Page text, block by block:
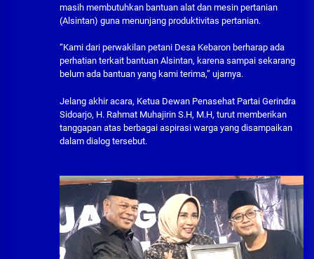
masih membutuhkan bantuan alat dan mesin pertanian
(Alsintan) guna menunjang produktivitas pertanian.
“Kami dari perwakilan petani Desa Kebaron berharap ada
perhatian terkait bantuan Alsintan, karena sampai sekarang
belum ada bantuan yang kami terima,” ujarnya.
Jelang akhir acara, Ketua Dewan Penasehat Partai Gerindra
Sidoarjo, H. Rahmat Muhajirin S.H, M.H, turut memberikan
tanggapan atas berbagai aspirasi warga yang disampaikan
dalam dialog tersebut.